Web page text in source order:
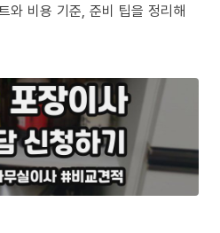
와 비용 기준, 준비 팁을 정리해